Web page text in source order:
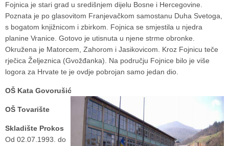
Fojnica je stari grad u središnjem dijelu Bosne i Hercegovine.
Poznata je po glasovitom Franjevačkom samostanu Duha Svetoga,
s bogatom knjižnicom i zbirkom. Fojnica se smjestila u njedra
planine Vranice. Gotovo je utisnuta u njene strme obronke.
Okružena je Matorcem, Zahorom i Jasikovicom. Kroz Fojnicu teče
rječica Željeznica (Gvožđanka). Na području Fojnice bilo je više
logora za Hrvate te je ovdje pobrojan samo jedan dio.
OŠ Kata Govorušić
OŠ Tovarište
Skladište Prokos
Od 02.07.1993. do